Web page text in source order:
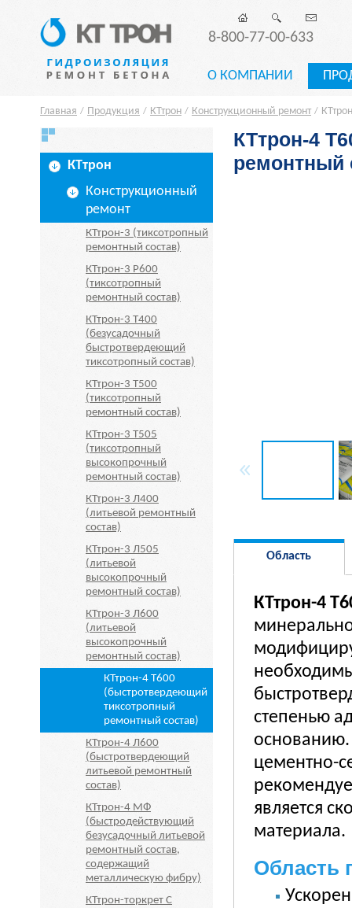
8-800-77-00-633
О КОМПАНИИ
Главная / Продукция / КТтрон / Конструкционный ремонт /
КТтрон
Конструкционный
ремонт
КТтрон-3 (тиксотропный
ремонтный состав)
КТтрон-3 Р600
(тиксотропный
ремонтный состав)
КТтрон-3 Т400
(безусадочный
быстротвердеющий
тиксотропный состав)
КТтрон-3 Т500
(тиксотропный
ремонтный состав)
КТтрон-3 Т505
(тиксотропный
высокопрочный
ремонтный состав)
КТтрон-3 Л400
(литьевой ремонтный
состав)
КТтрон-3 Л505
(литьевой
высокопрочный
ремонтный состав)
КТтрон-3 Л600
(литьевой
высокопрочный
ремонтный состав)
КТтрон-4 Т600
(быстротвердеющий
тиксотропный
ремонтный состав)
КТтрон-4 Л600
(быстротвердеющий
литьевой ремонтный
состав)
КТтрон-4 МФ
(быстродействующий
безусадочный литьевой
ремонтный состав,
содержащий
металлическую фибру)
КТтрон-торкрет С
КТтрон-4
ремонтный
Область
КТтрон-4
степенью
основанию.
цементно-
является
материала.
Область